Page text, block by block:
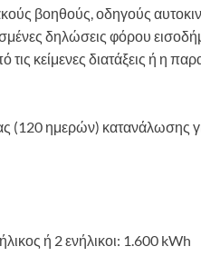
βοηθούς, οδηγούς
δηλώσεις φόρου
τις κείμενες διατάξεις ή η
(120 ημερών) κατανάλωσης
ή 2 ενήλικοι: 1.600 kWh